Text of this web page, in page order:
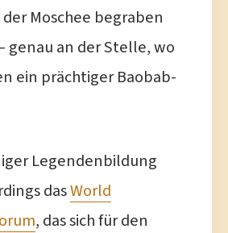
Moschee begraben
genau an der Stelle, wo
ein prächtiger Baobab-
Legendenbildung
dasWorld
, das sich für den